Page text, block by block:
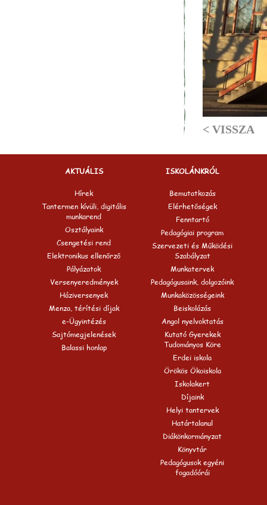
< VISSZA
AKTUÁLIS
Hírek
Tantermen kívüli, digitális
munkarend
Osztályaink
Csengetési rend
Elektronikus ellenőrző
Pályázatok
Versenyeredmények
Háziversenyek
Menza, térítési díjak
e-Ügyintézés
Sajtómegjelenések
Balassi honlap
ISKOLÁNKRÓL
Bemutatkozás
Elérhetőségek
Fenntartó
Pedagógiai program
Szervezeti és Működési
Szabályzat
Munkatervek
Pedagógusaink, dolgozóink
Munkaközösségeink
Beiskolázás
Angol nyelvoktatás
Kutató Gyerekek
Tudományos Köre
Erdei iskola
Örökös Ökoiskola
Iskolakert
Díjaink
Helyi tantervek
Határtalanul
Diákönkormányzat
Könyvtár
Pedagógusok egyéni
fogadóórái